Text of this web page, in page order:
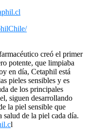
creó el primer
potente, que limpiaba
en día, Cetaphil está
pieles sensibles y es
de los principales
siguen desarrollando
la piel sensible que
salud de la piel cada día.
l